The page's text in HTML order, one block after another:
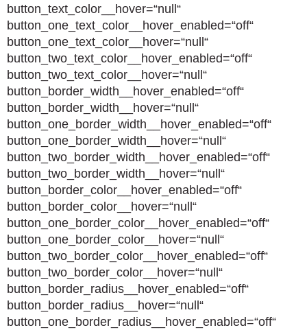
button_text_color__hover=“null“
button_one_text_color__hover_enabled=“off“
button_one_text_color__hover=“null“
button_two_text_color__hover_enabled=“off“
button_two_text_color__hover=“null“
button_border_width__hover_enabled=“off“
button_border_width__hover=“null“
button_one_border_width__hover_enabled=“off“
button_one_border_width__hover=“null“
button_two_border_width__hover_enabled=“off“
button_two_border_width__hover=“null“
button_border_color__hover_enabled=“off“
button_border_color__hover=“null“
button_one_border_color__hover_enabled=“off“
button_one_border_color__hover=“null“
button_two_border_color__hover_enabled=“off“
button_two_border_color__hover=“null“
button_border_radius__hover_enabled=“off“
button_border_radius__hover=“null“
button_one_border_radius__hover_enabled=“off“